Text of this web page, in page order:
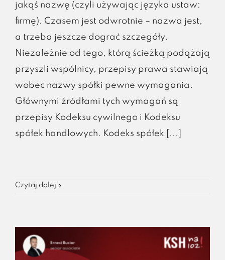
jakąś nazwę (czyli używając języka ustaw:
firmę). Czasem jest odwrotnie – nazwa jest,
a trzeba jeszcze dograć szczegóły.
Niezależnie od tego, którą ścieżką podążają
przyszli wspólnicy, przepisy prawa stawiają
wobec nazwy spółki pewne wymagania.
Głównymi źródłami tych wymagań są
przepisy Kodeksu cywilnego i Kodeksu
spółek handlowych. Kodeks spółek [...]
Czytaj dalej